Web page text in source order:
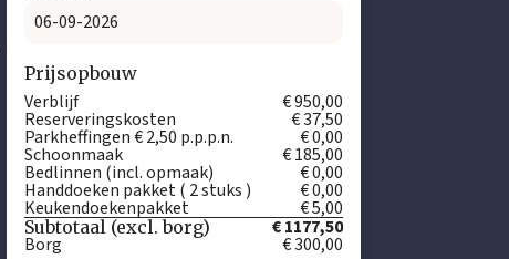
Prijsopbouw
Verblijf € 950,00
Reserveringskosten € 37,50
Parkheffingen € 2,50 p.p.p.n. € 0,00
Schoonmaak € 185,00
Bedlinnen (incl. opmaak) € 0,00
Handdoeken pakket ( 2 stuks ) € 0,00
Keukendoekenpakket € 5,00
Subtotaal (excl. borg) € 1177,50
Borg € 300,00